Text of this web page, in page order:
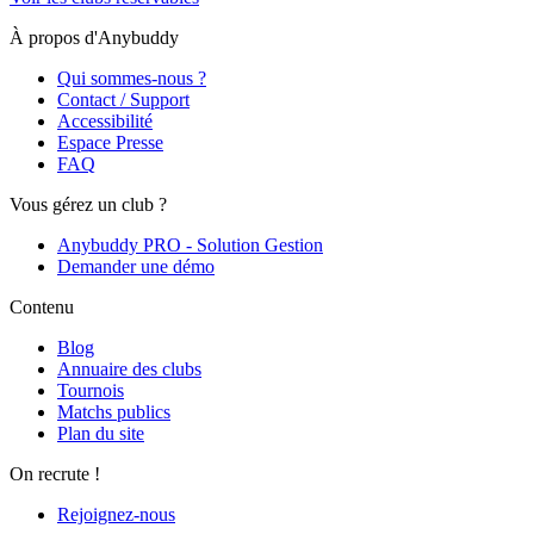
À propos d'Anybuddy
Qui sommes-nous ?
Contact / Support
Accessibilité
Espace Presse
FAQ
Vous gérez un club ?
Anybuddy PRO - Solution Gestion
Demander une démo
Contenu
Blog
Annuaire des clubs
Tournois
Matchs publics
Plan du site
On recrute !
Rejoignez-nous